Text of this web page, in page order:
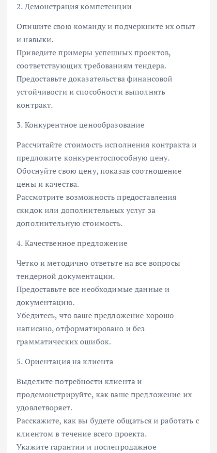
2. Демонстрация компетенции
Опишите свою команду и подчеркните их опыт
и навыки.
Приведите примеры успешных проектов,
соответствующих требованиям тендера.
Предоставьте доказательства финансовой
устойчивости и способности выполнять
контракт.
3. Конкурентное ценообразование
Рассчитайте стоимость исполнения контракта и
предложите конкурентоспособную цену.
Обоснуйте свою цену, показав соотношение
цены и качества.
Рассмотрите возможность предоставления
скидок или дополнительных услуг за
дополнительную стоимость.
4. Качественное предложение
Четко и методично ответьте на все вопросы
тендерной документации.
Предоставьте все необходимые данные и
документацию.
Убедитесь, что ваше предложение хорошо
написано, отформатировано и без
грамматических ошибок.
5. Ориентация на клиента
Выделите потребности клиента и
продемонстрируйте, как ваше предложение их
удовлетворяет.
Расскажите, как вы будете общаться и работать с
клиентом в течение всего проекта.
Укажите гарантии и послепродажное